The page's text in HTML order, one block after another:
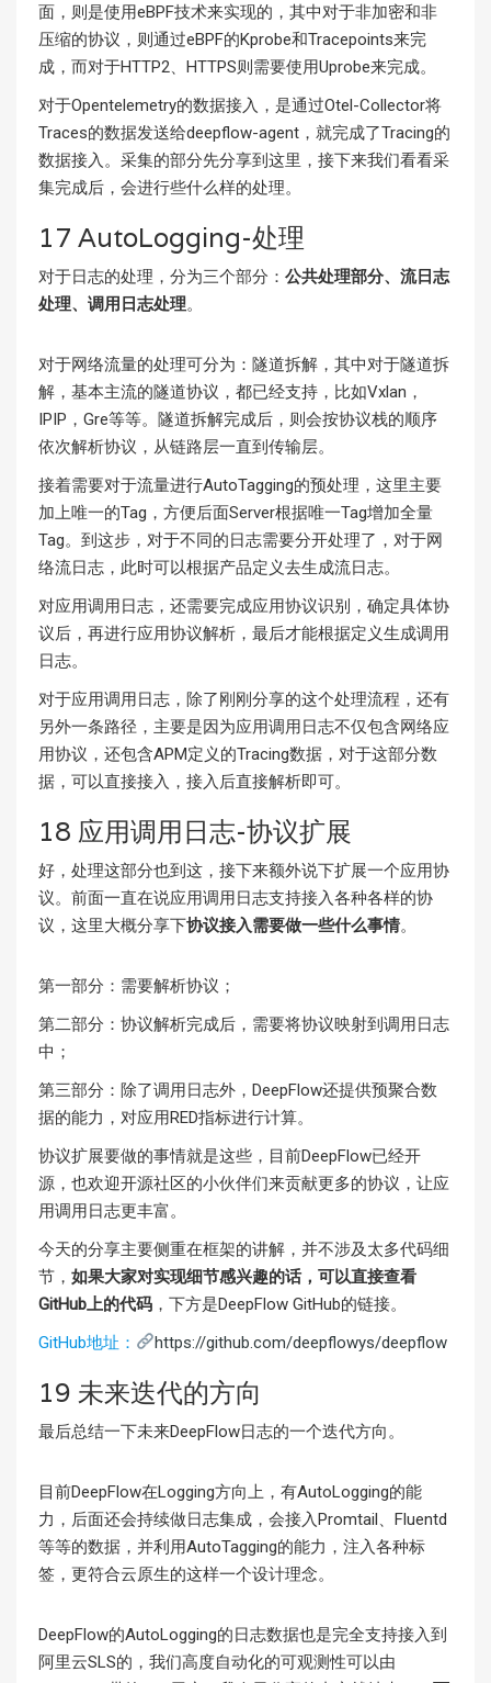
面，则是使用eBPF技术来实现的，其中对于非加密和非
压缩的协议，则通过eBPF的Kprobe和Tracepoints来完
成，而对于HTTP2、HTTPS则需要使用Uprobe来完成。
对于Opentelemetry的数据接入，是通过Otel-Collector将
Traces的数据发送给deepflow-agent，就完成了Tracing的
数据接入。采集的部分先分享到这里，接下来我们看看采
集完成后，会进行些什么样的处理。
17 AutoLogging-处理
对于日志的处理，分为三个部分： 公共处理部分、流日志
处理、调用日志处理。
对于网络流量的处理可分为：隧道拆解，其中对于隧道拆
解，基本主流的隧道协议，都已经支持，比如Vxlan，
IPIP，Gre等等。隧道拆解完成后，则会按协议栈的顺序
依次解析协议，从链路层一直到传输层。
接着需要对于流量进行AutoTagging的预处理，这里主要
加上唯一的Tag，方便后面Server根据唯一Tag增加全量
Tag。到这步，对于不同的日志需要分开处理了，对于网
络流日志，此时可以根据产品定义去生成流日志。
对应用调用日志，还需要完成应用协议识别，确定具体协
议后，再进行应用协议解析，最后才能根据定义生成调用
日志。
对于应用调用日志，除了刚刚分享的这个处理流程，还有
另外一条路径，主要是因为应用调用日志不仅包含网络应
用协议，还包含APM定义的Tracing数据，对于这部分数
据，可以直接接入，接入后直接解析即可。
18 应用调用日志-协议扩展
好，处理这部分也到这，接下来额外说下扩展一个应用协
议。前面一直在说应用调用日志支持接入各种各样的协
议，这里大概分享下协议接入需要做一些什么事情。
第一部分：需要解析协议；
第二部分：协议解析完成后，需要将协议映射到调用日志
中；
第三部分：除了调用日志外，DeepFlow还提供预聚合数
据的能力，对应用RED指标进行计算。
协议扩展要做的事情就是这些，目前DeepFlow已经开
源，也欢迎开源社区的小伙伴们来贡献更多的协议，让应
用调用日志更丰富。
今天的分享主要侧重在框架的讲解，并不涉及太多代码细
节， 如果大家对实现细节感兴趣的话，可以直接查看
GitHub上的代码 ，下方是DeepFlow GitHub的链接。
GitHub地址：
https://github.com/deepflowys/deepflow
19 未来迭代的方向
最后总结一下未来DeepFlow日志的一个迭代方向。
目前DeepFlow在Logging方向上，有AutoLogging的能
力，后面还会持续做日志集成，会接入Promtail、Fluentd
等等的数据，并利用AutoTagging的能力，注入各种标
签，更符合云原生的这样一个设计理念。
DeepFlow的AutoLogging的日志数据也是完全支持接入到
阿里云SLS的，我们高度自动化的可观测性可以由